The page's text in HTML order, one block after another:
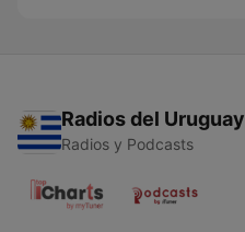
Radios del Uruguay
Radios y Podcasts